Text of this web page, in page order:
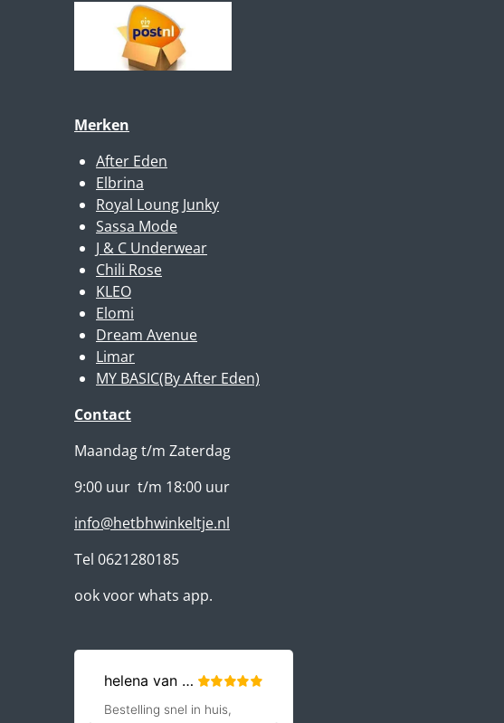
Merken
After Eden
Elbrina
Royal Loung Junky
Sassa Mode
J & C Underwear
Chili Rose
KLEO
Elomi
Dream Avenue
Limar
MY BASIC(By After Eden)
Contact
Maandag t/m Zaterdag
9:00 uur t/m 18:00 uur
info@hetbhwinkeltje.nl
Tel 0621280185
ook voor whats app.